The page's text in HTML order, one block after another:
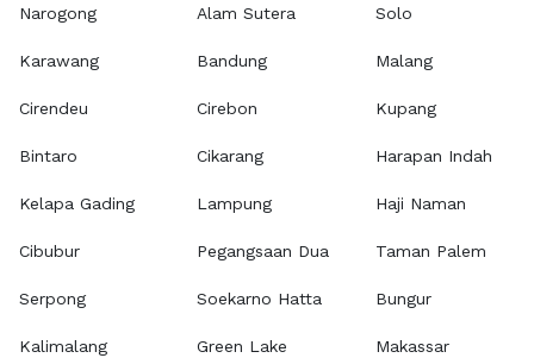
Narogong
Karawang
Cirendeu
Bintaro
Kelapa Gading
Cibubur
Serpong
Kalimalang
Alam Sutera
Bandung
Cirebon
Cikarang
Lampung
Pegangsaan Dua
Soekarno Hatta
Green Lake
Solo
Malang
Kupang
Harapan Indah
Haji Naman
Taman Palem
Bungur
Makassar